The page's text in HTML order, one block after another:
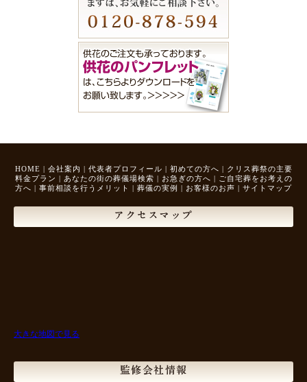
HOME | 会社案内 | 代表者プロフィール | 初めての方へ | クリス葬祭の主要
料金プラン | あなたの街の葬儀場検索 | お急ぎの方へ | ご自宅葬をお考えの
方へ | 事前相談を行うメリット | 葬儀の実例 | お客様のお声 | サイトマップ
アクセスマップ
大きな地図で見る
監修会社情報